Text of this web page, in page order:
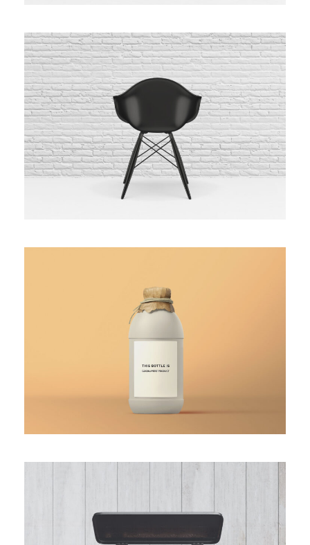
Black Molded Shell Chair
White Bottle Design
The Pencil Box